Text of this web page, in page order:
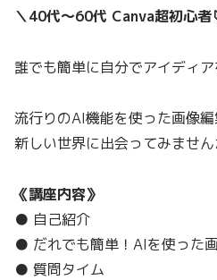
＼40代〜60代 Canva超初心者
誰でも簡単に自分でアイディ
流行りのAI機能を使った画像編
新しい世界に出会ってみませ
《講座内容》
● 自己紹介
● だれでも簡単！AIを使った
● 質問タイム